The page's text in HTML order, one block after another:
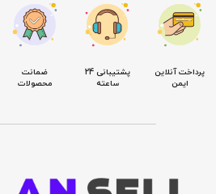
پرداخت آنلاین
ایمن
پشتیبانی 24
ساعته
ضمانت
محصولات